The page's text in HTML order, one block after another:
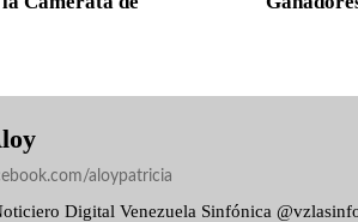
aloypatricia
Digital Venezuela Sinfónica